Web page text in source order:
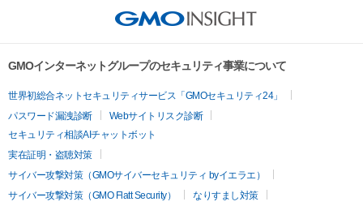
GMOインターネットグループのセキュリティ事業について
世界初総合ネットセキュリティサービス「GMOセキュリティ24」
パスワード漏洩診断
Webサイトリスク診断
セキュリティ相談AIチャットボット
実在証明・盗聴対策
サイバー攻撃対策（GMOサイバーセキュリティ byイエラエ）
サイバー攻撃対策（GMO Flatt Security）
なりすまし対策